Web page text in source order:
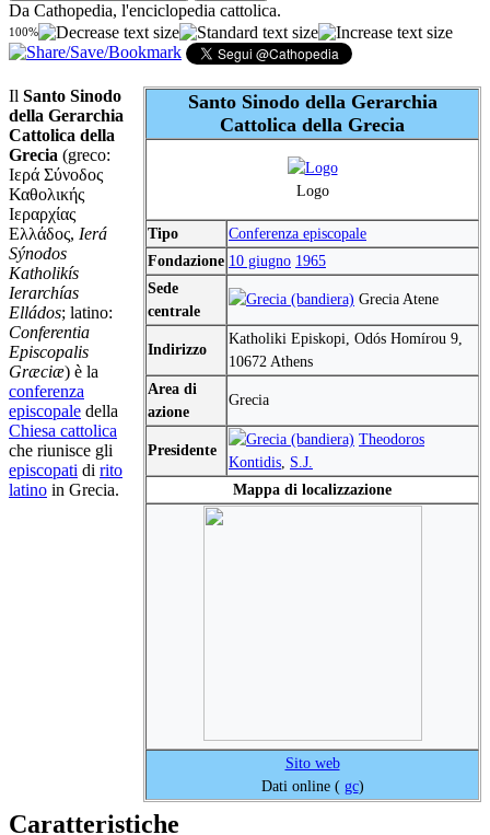
Da Cathopedia, l'enciclopedia cattolica.
100%
Santo Sinodo della Gerarchia
Cattolica della Grecia
Logo
Tipo
Conferenza episcopale
Fondazione 10 giugno 1965
Sede
centrale
Grecia Atene
Indirizzo
Katholiki Episkopi, Odós Homírou 9,
10672 Athens
Area di
azione
Grecia
Presidente
Theodoros
Kontidis S.J.
Mappa di localizzazione
Sito web
Dati online ( gc)
Il Santo Sinodo
della Gerarchia
Cattolica della
Grecia (greco:
Ιερά Σύνοδος
Καθολικής
Ιεραρχίας
Ελλάδος, Ierá
Sýnodos
Katholikís
Ierarchías
Elládos; latino:
Conferentia
Episcopalis
Græciæ) è la
conferenza
episcopale della
Chiesa cattolica
che riunisce gli
episcopati di rito
latino in Grecia.
Caratteristiche